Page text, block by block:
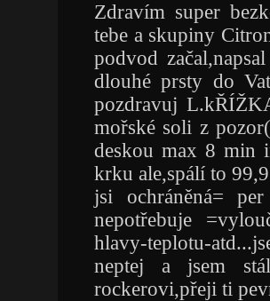
Zdravím super
tebe a skupiny
podvod
dlouhé prsty do
pozdravuj
mořské soli z
deskou max 8 min
krku ale,spálí to
jsi ochráněná=
nepotřebuje
hlavy-teplotu-
neptej a jsem
rockerovi,přeji ti